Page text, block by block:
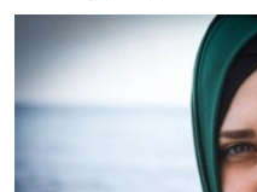
İNSAN AQLARI
VİDEO
SÜRET